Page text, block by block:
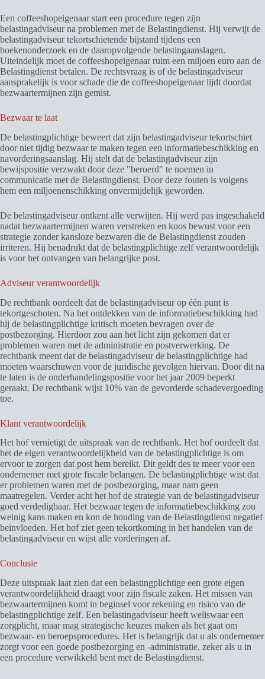
Een coffeeshopeigenaar start een procedure tegen zijn
belastingadviseur na problemen met de Belastingdienst. Hij verwijt de
belastingadviseur tekortschietende bijstand tijdens een
boekenonderzoek en de daaropvolgende belastingaanslagen.
Uiteindelijk moet de coffeeshopeigenaar ruim een miljoen euro aan de
Belastingdienst betalen. De rechtsvraag is of de belastingadviseur
aansprakelijk is voor schade die de coffeeshopeigenaar lijdt doordat
bezwaartermijnen zijn gemist.
Bezwaar te laat
De belastingplichtige beweert dat zijn belastingadviseur tekortschiet
door niet tijdig bezwaar te maken tegen een informatiebeschikking en
navorderingsaanslag. Hij stelt dat de belastingadviseur zijn
bewijspositie verzwakt door deze "beroerd" te noemen in
communicatie met de Belastingdienst. Door deze fouten is volgens
hem een miljoenenschikking onvermijdelijk geworden.
De belastingadviseur ontkent alle verwijten. Hij werd pas ingeschakeld
nadat bezwaartermijnen waren verstreken en koos bewust voor een
strategie zonder kansloze bezwaren die de Belastingdienst zouden
irriteren. Hij benadrukt dat de belastingplichtige zelf verantwoordelijk
is voor het ontvangen van belangrijke post.
Adviseur verantwoordelijk
De rechtbank oordeelt dat de belastingadviseur op één punt is
tekortgeschoten. Na het ontdekken van de informatiebeschikking had
hij de belastingplichtige kritisch moeten bevragen over de
postbezorging. Hierdoor zou aan het licht zijn gekomen dat er
problemen waren met de administratie en postverwerking. De
rechtbank meent dat de belastingadviseur de belastingplichtige had
moeten waarschuwen voor de juridische gevolgen hiervan. Door dit na
te laten is de onderhandelingspositie voor het jaar 2009 beperkt
geraakt. De rechtbank wijst 10% van de gevorderde schadevergoeding
toe.
Klant verantwoordelijk
Het hof vernietigt de uitspraak van de rechtbank. Het hof oordeelt dat
het de eigen verantwoordelijkheid van de belastingplichtige is om
ervoor te zorgen dat post hem bereikt. Dit geldt des te meer voor een
ondernemer met grote fiscale belangen. De belastingplichtige wist dat
er problemen waren met de postbezorging, maar nam geen
maatregelen. Verder acht het hof de strategie van de belastingadviseur
goed verdedigbaar. Het bezwaar tegen de informatiebeschikking zou
weinig kans maken en kon de houding van de Belastingdienst negatief
beïnvloeden. Het hof ziet geen tekortkoming in het handelen van de
belastingadviseur en wijst alle vorderingen af.
Conclusie
Deze uitspraak laat zien dat een belastingplichtige een grote eigen
verantwoordelijkheid draagt voor zijn fiscale zaken. Het missen van
bezwaartermijnen komt in beginsel voor rekening en risico van de
belastingplichtige zelf. Een belastingadviseur heeft weliswaar een
zorgplicht, maar mag strategische keuzes maken als het gaat om
bezwaar- en beroepsprocedures. Het is belangrijk dat u als ondernemer
zorgt voor een goede postbezorging en -administratie, zeker als u in
een procedure verwikkeld bent met de Belastingdienst.